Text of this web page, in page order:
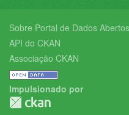
Sobre Portal de Dados
API do CKAN
Associação CKAN
Impulsionado por